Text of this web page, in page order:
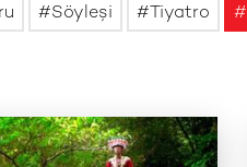
Söyleşi Tiyatro